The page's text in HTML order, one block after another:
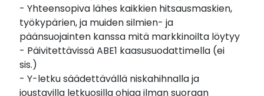
- Yhteensopiva lähes kaikkien hitsausmaskien,
työkypärien, ja muiden silmien- ja
päänsuojainten kanssa mitä markkinoilta löytyy
- Päivitettävissä ABE1 kaasusuodattimella (ei
sis.)
- Y-letku säädettävällä niskahihnalla ja
joustavilla letkuosilla ohjaa ilman suoraan